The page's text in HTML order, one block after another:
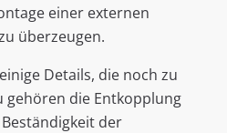
einer externen
überzeugen.
Details, die noch zu
gehören die Entkopplung
der